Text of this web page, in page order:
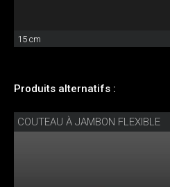
15 cm
Produits alternatifs :
COUTEAU À JAMBON FLEXIBLE